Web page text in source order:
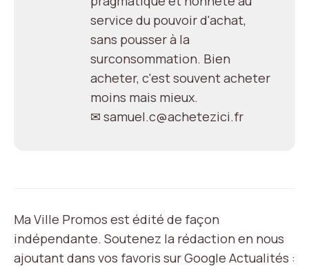
service du pouvoir d'achat,
sans pousser à la
surconsommation. Bien
acheter, c'est souvent acheter
moins mais mieux.
✉ samuel.c@achetezici.fr
Ma Ville Promos est édité de façon
indépendante. Soutenez la rédaction en nous
ajoutant dans vos favoris sur Google Actualités :